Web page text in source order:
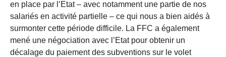
en place par l’Etat – avec notamment une partie de nos
salariés en activité partielle – ce qui nous a bien aidés à
surmonter cette période difficile. La FFC a également
mené une négociation avec l’Etat pour obtenir un
décalage du paiement des subventions sur le volet